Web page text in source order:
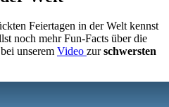
Feiertagen in der Welt kennst
noch mehr Fun-Facts über die
unserem Video zurschwersten